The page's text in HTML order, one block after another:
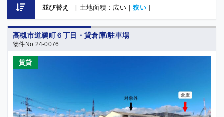
並び替え [ 土地面積： 広い｜狭い]
高槻市道鵜町６丁目・貸倉庫/駐車場
物件No.24-0076
賃貸